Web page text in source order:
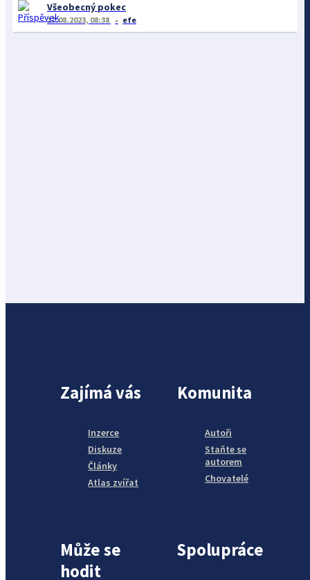
Všeobecný pokec
17.08.2023, 08:38 efe
Zajímá vás
Inzerce
Diskuze
Články
Atlas zvířat
Komunita
Autoři
Staňte se
autorem
Chovatelé
Může se
hodit
Spolupráce